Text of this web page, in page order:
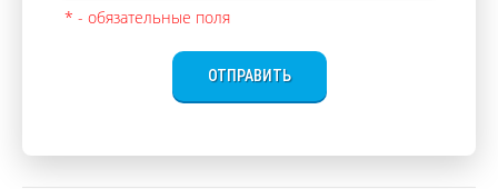
* - обязательные поля
ОТПРАВИТЬ